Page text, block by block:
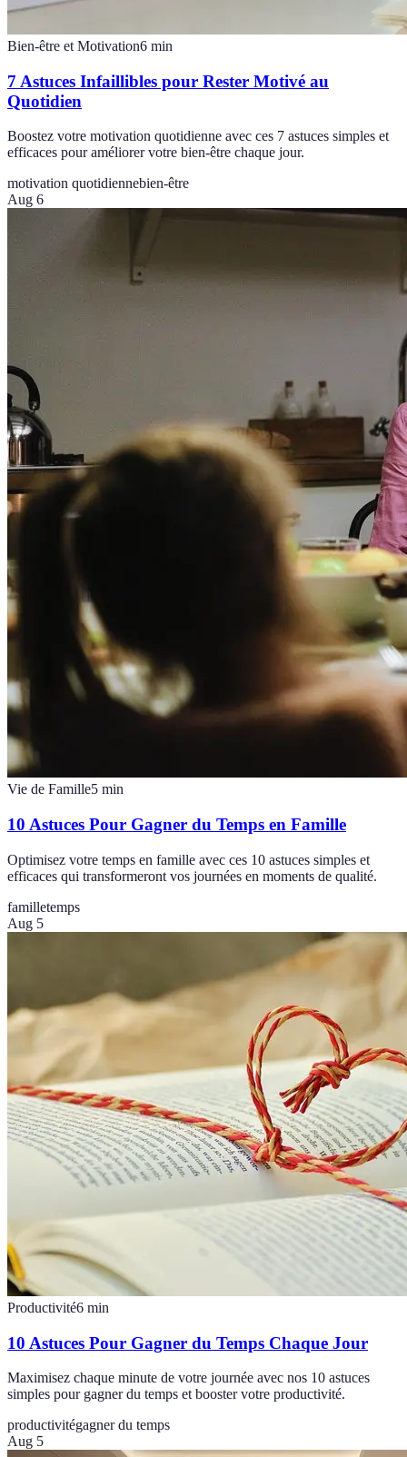
Bien-être et Motivation6 min
7 Astuces Infaillibles pour Rester Motivé au
Quotidien
Boostez votre motivation quotidienne avec ces 7 astuces simples et
efficaces pour améliorer votre bien-être chaque jour.
motivation quotidiennebien-être
Aug 6
Vie de Famille5 min
10 Astuces Pour Gagner du Temps en Famille
Optimisez votre temps en famille avec ces 10 astuces simples et
efficaces qui transformeront vos journées en moments de qualité.
familletemps
Aug 5
Productivité6 min
10 Astuces Pour Gagner du Temps Chaque Jour
Maximisez chaque minute de votre journée avec nos 10 astuces
simples pour gagner du temps et booster votre productivité.
productivitégagner du temps
Aug 5